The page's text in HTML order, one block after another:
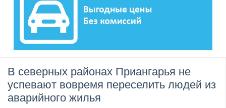
В северных районах Приангарья не
успевают вовремя переселить людей из
аварийного жилья